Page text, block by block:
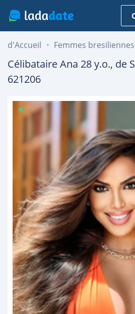
d'Accueil Femmes bresiliennes
CélibataireAna 28y.o., de
621206